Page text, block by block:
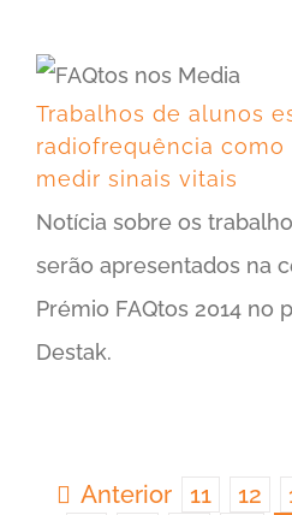
Trabalhos de alunos
radiofrequência como
medir sinais vitais
Notícia sobre os
serão apresentados na
Prémio FAQtos 2014 no
Destak.
Anterior 11 12